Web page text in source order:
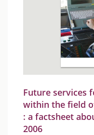
Future services
within the field
: a factsheet
2006